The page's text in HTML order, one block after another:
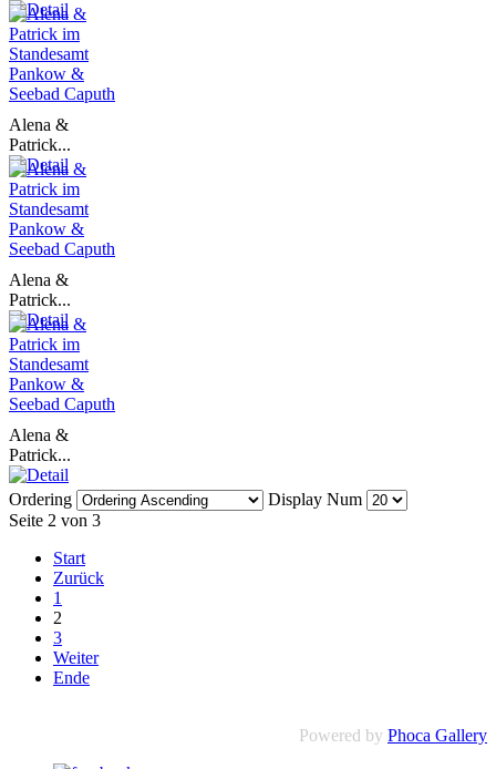
Alena &
Patrick...
Alena &
Patrick...
Alena &
Patrick...
Ordering
Display Num
Seite 2 von 3
Start
Zurück
1
2
3
Weiter
Ende
Powered by Phoca Gallery